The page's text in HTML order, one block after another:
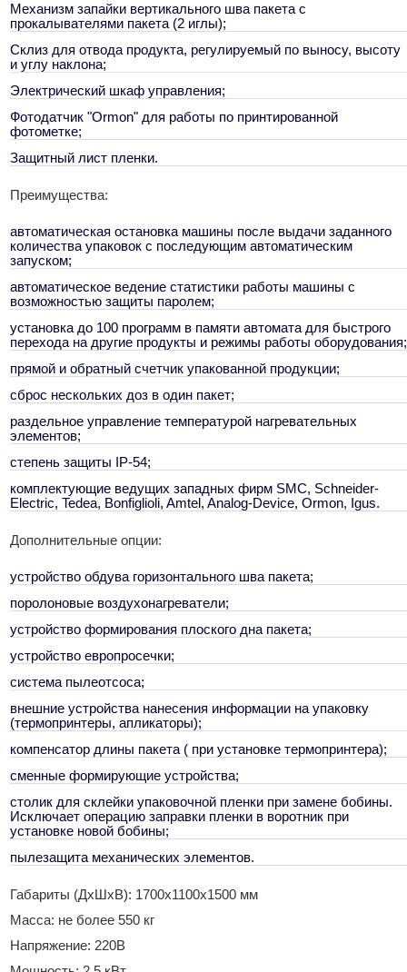
Механизм запайки вертикального шва пакета с
прокалывателями пакета (2 иглы);
Склиз для отвода продукта, регулируемый по выносу, высоту
и углу наклона;
Электрический шкаф управления;
Фотодатчик "Ormon" для работы по принтированной
фотометке;
Защитный лист пленки.
Преимущества:
автоматическая остановка машины после выдачи заданного
количества упаковок с последующим автоматическим
запуском;
автоматическое ведение статистики работы машины с
возможностью защиты паролем;
установка до 100 программ в памяти автомата для быстрого
перехода на другие продукты и режимы работы оборудования;
прямой и обратный счетчик упакованной продукции;
сброс нескольких доз в один пакет;
раздельное управление температурой нагревательных
элементов;
степень защиты IP-54;
комплектующие ведущих западных фирм SMC, Schneider-
Electric, Tedea, Bonfiglioli, Amtel, Analog-Device, Ormon, Igus.
Дополнительные опции:
устройство обдува горизонтального шва пакета;
поролоновые воздухонагреватели;
устройство формирования плоского дна пакета;
устройство европросечки;
система пылеотсоса;
внешние устройства нанесения информации на упаковку
(термопринтеры, апликаторы);
компенсатор длины пакета ( при установке термопринтера);
сменные формирующие устройства;
столик для склейки упаковочной пленки при замене бобины.
Исключает операцию заправки пленки в воротник при
установке новой бобины;
пылезащита механических элементов.
Габариты (ДхШхВ): 1700х1100х1500 мм
Масса: не более 550 кг
Напряжение: 220В